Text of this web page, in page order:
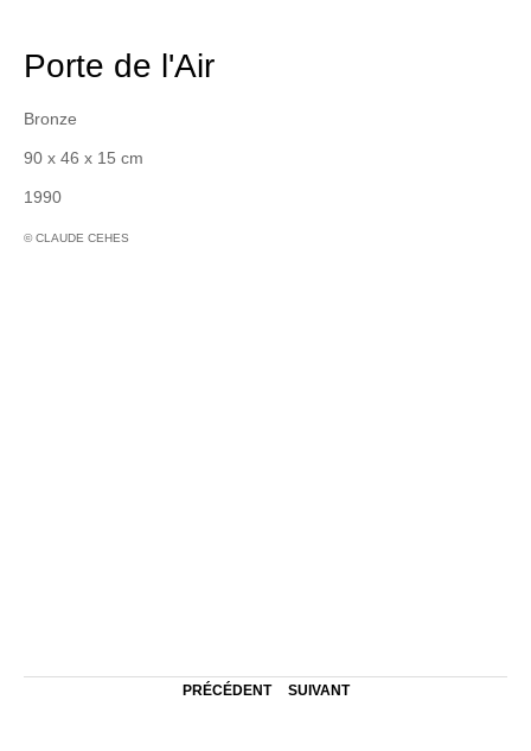
Porte de l'Air
Bronze
90 x 46 x 15 cm
1990
© CLAUDE CEHES
PRÉCÉDENT SUIVANT